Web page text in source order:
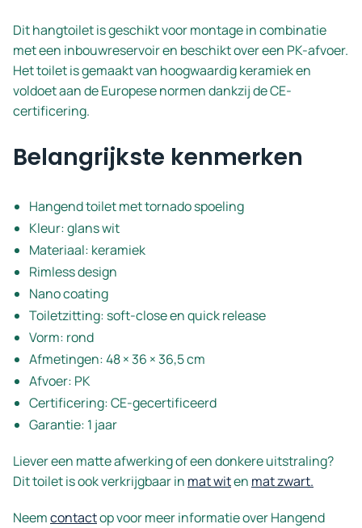
Dit hangtoilet is geschikt voor montage in combinatie
met een inbouwreservoir en beschikt over een PK-afvoer.
Het toilet is gemaakt van hoogwaardig keramiek en
voldoet aan de Europese normen dankzij de CE-
certificering.
Belangrijkste kenmerken
Hangend toilet met tornado spoeling
Kleur: glans wit
Materiaal: keramiek
Rimless design
Nano coating
Toiletzitting: soft-close en quick release
Vorm: rond
Afmetingen: 48 × 36 × 36,5 cm
Afvoer: PK
Certificering: CE-gecertificeerd
Garantie: 1 jaar
Liever een matte afwerking of een donkere uitstraling?
Dit toilet is ook verkrijgbaar in mat witen mat zwart.
Neemcontactop voor meer informatie over Hangend